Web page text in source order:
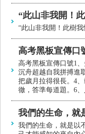
“此山非我開！
“此山非我開！此樹
高考黑板宣傳口
高考黑板宣傳口號1
沉舟超越自我拼搏進
把歲月拉得很長。4
徹，答準每道題。6
我們的生命，就
我們的生命，就是以